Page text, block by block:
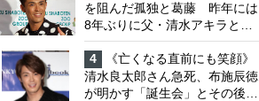
を阻んだ孤独と葛藤 昨年には
8年ぶりに父・清水アキラと共
演、本格的な活動再開に向かっ
ていたが…周囲が懸念していた
「不安定なところ」
4
《亡くなる直前にも笑顔》
清水良太郎さん急死、布施辰徳
が明かす「誕生会」とその後の